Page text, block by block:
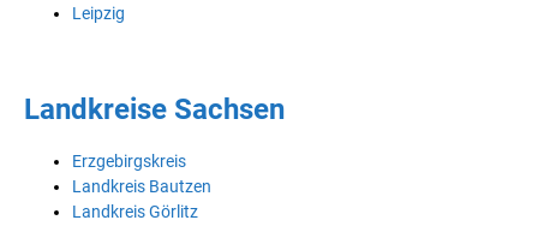
Leipzig
Landkreise Sachsen
Erzgebirgskreis
Landkreis Bautzen
Landkreis Görlitz